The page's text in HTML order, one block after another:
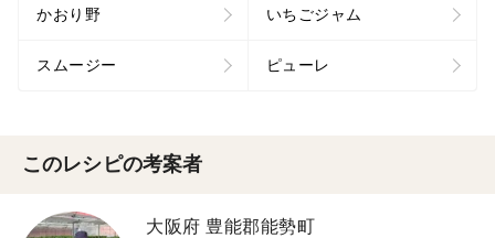
かおり野 いちごジャム
スムージー ピューレ
このレシピの考案者
大阪府 豊能郡能勢町